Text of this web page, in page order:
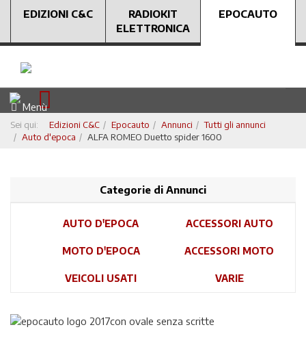
EDIZIONI C&C
RADIOKIT
ELETTRONICA
EPOCAUTO
Menù
Sei qui: Edizioni C&C Epocauto Annunci
Tutti gli annunci
Auto d'epoca
ALFA ROMEO Duetto spider 1600
Categorie di Annunci
AUTO D'EPOCA ACCESSORI AUTO
MOTO D'EPOCA ACCESSORI MOTO
VEICOLI USATI VARIE